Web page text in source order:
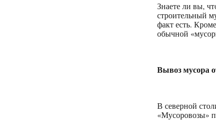
Знаете ли вы,
строительный
факт есть.
обычной
Вывоз мусора
В северной
«Мусоровозы»